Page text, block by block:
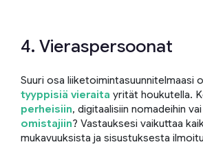
4. Vieraspersoonat
Suuri osa liiketoimintasuunnitelmaasi
tyyppisiä vieraita yrität houkutella.
perheisiin, digitaalisiin nomadeihin vai
omistajiin? Vastauksesi vaikuttaa
mukavuuksista ja sisustuksesta